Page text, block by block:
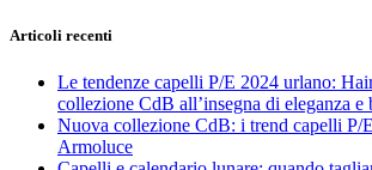
Articoli recenti
Le tendenze capelli P/E 2024 urlano:
collezione CdB all’insegna di eleganza e
Nuova collezione CdB: i trend capelli P/
Armoluce